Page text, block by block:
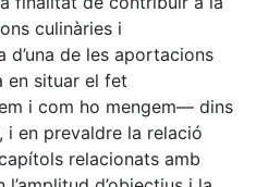
culinàries i
de les aportacions
en situar el fet
i com ho mengem— dins
i en prevaldre la relació
relacionats amb